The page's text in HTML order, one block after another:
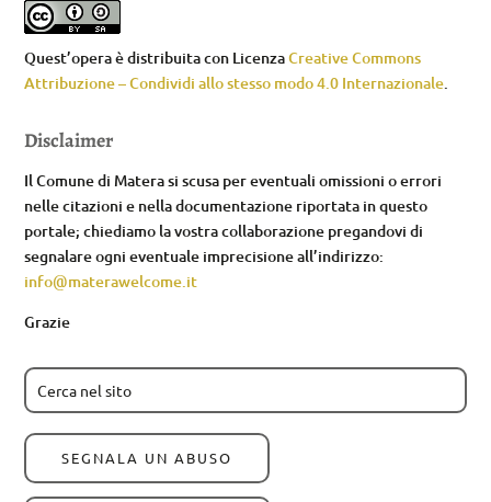
Quest’opera è distribuita con LicenzaCreative Commons
Attribuzione – Condividi allo stesso modo 4.0 Internazionale.
Disclaimer
Il Comune di Matera si scusa per eventuali omissioni o errori
nelle citazioni e nella documentazione riportata in questo
portale; chiediamo la vostra collaborazione pregandovi di
segnalare ogni eventuale imprecisione all’indirizzo:
info@materawelcome.it
Grazie
SEGNALA UN ABUSO